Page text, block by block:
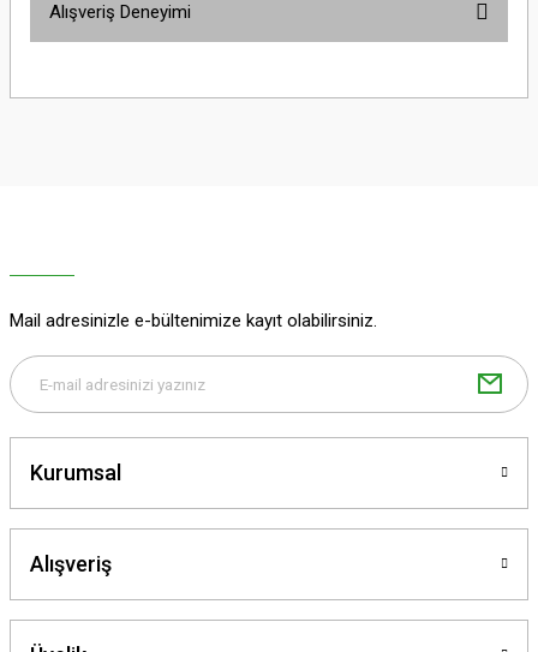
yetersiz gördüğünüz noktaları öneri formunu kullanarak tarafımıza
Gönder
Alışveriş Deneyimi
Mail adresinizle e-bültenimize kayıt olabilirsiniz.
Kurumsal
Alışveriş